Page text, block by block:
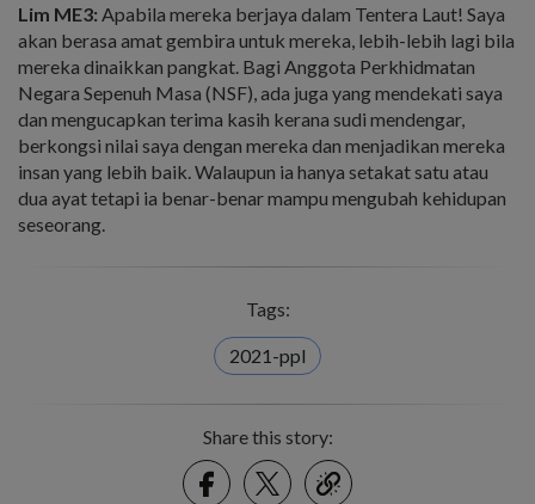
Lim ME3: Apabila mereka berjaya dalam Tentera Laut! Saya
akan berasa amat gembira untuk mereka, lebih-lebih lagi bila
mereka dinaikkan pangkat. Bagi Anggota Perkhidmatan
Negara Sepenuh Masa (NSF), ada juga yang mendekati saya
dan mengucapkan terima kasih kerana sudi mendengar,
berkongsi nilai saya dengan mereka dan menjadikan mereka
insan yang lebih baik. Walaupun ia hanya setakat satu atau
dua ayat tetapi ia benar-benar mampu mengubah kehidupan
seseorang.
Tags:
2021-ppl
Share this story:
FacebookTwitter
link